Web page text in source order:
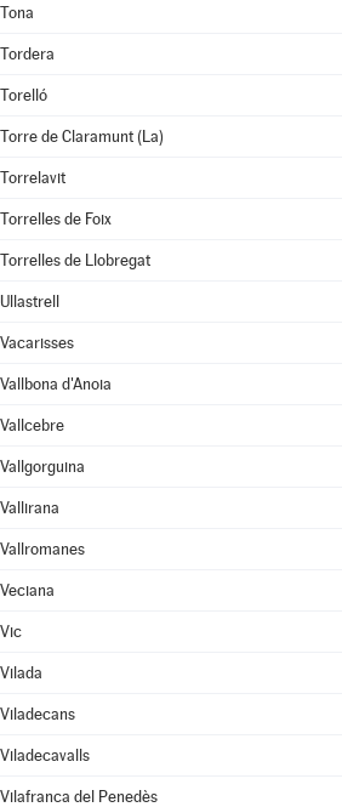
Tona
Tordera
Torelló
Torre de Claramunt (La)
Torrelavit
Torrelles de Foix
Torrelles de Llobregat
Ullastrell
Vacarisses
Vallbona d'Anoia
Vallcebre
Vallgorguina
Vallirana
Vallromanes
Veciana
Vic
Vilada
Viladecans
Viladecavalls
Vilafranca del Penedès